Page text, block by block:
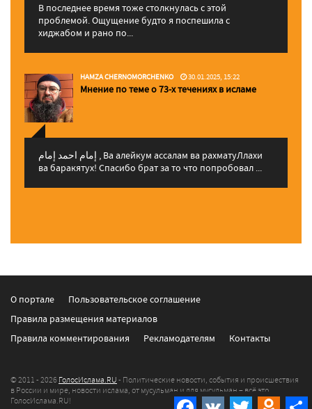
В последнее время тоже столкнулась с этой
проблемой. Ощущение будто я поспешила с
хиджабом и рано по...
HAMZA CHERNOMORCHENKO 30.01.2025, 15:22
Мнение по теме о 73-х течениях в исламе
إمام احمد إمام , Ва алейкум ассалам ва рахматуЛлахи
ва баракятух! Спасибо брат за то что попробовал ...
Facebook
VK Twitter
О портале
Пользовательское соглашение
Правила размещения материалов
Правила комментирования
Рекламодателям Контакты
© 2011 - 2026 ГолосИслама.RU - Политические новости, события и происшествия
в России и мире, новости ислама, от мусульман и для мусульман – всё это
ГолосИслама.RU!